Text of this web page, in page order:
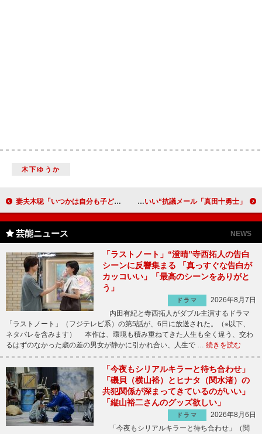
木下ゆうか
妻夫木聡「いつかは自分も子どもを持ちたいなと思う」 ドラマで“駄目おやじ”役に挑戦 「真田十勇士」の中村勘九郎、パクリ発言お詫び 三谷幸喜氏からかわいい“抗議メール”
芸能ニュース NEWS
「ラストノート」“澄晴”寺西拓人の告白
シーンに反響集まる 「真っすぐな告白が
カッコいい」「最高のシーンをありがと
う」
ドラマ
2026年8月7日
内田有紀と寺西拓人がダブル主演するドラマ
「ラストノート」（フジテレビ系）の第5話が、6日に放送された。（※以下、
ネタバレを含みます） 本作は、環境も積み重ねてきた人生も全く違う、交わ
るはずのなかった歳の差の男女が静かに引かれ合い、人生で … 続きを読む
「今夜もシリアルキラーと待ち合わせ」
「磯貝（横山裕）とヒナタ（関水渚）の
共犯関係が深まってきているのがいい」
「縦山裕二さんのグッズ欲しい」
ドラマ
2026年8月6日
「今夜もシリアルキラーと待ち合わせ」（関